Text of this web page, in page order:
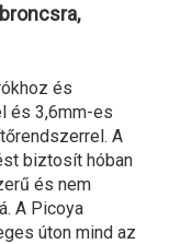
és
és 3,6mm-es
A
biztosít hóban
és nem
A Picoya
úton mind az